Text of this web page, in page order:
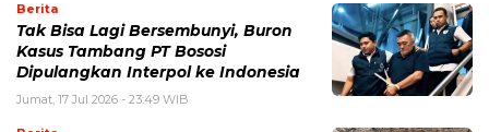
Berita
Tak Bisa Lagi Bersembunyi, Buron
Kasus Tambang PT Bososi
Dipulangkan Interpol ke Indonesia
Jumat, 17 Jul 2026 - 23:49 WIB